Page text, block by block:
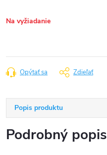
Na vyžiadanie
Opýtať sa Zdieľať
Popis produktu
Podrobný popis